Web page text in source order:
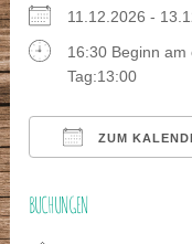
11.12.2026 -
16:30 Beginn am
Tag:13:00
ZUM
BUCHUNGEN